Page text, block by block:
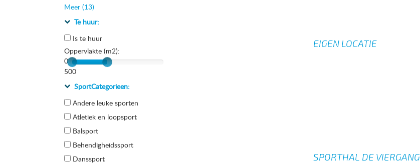
Meer (13)
Te huur:
Is te huur
Oppervlakte (m2):
0
500
SportCategorieen:
Andere leuke sporten
Atletiek en loopsport
Balsport
Behendigheidssport
Danssport
EIGEN LOCATIE
SPORTHAL DE VIERGANG